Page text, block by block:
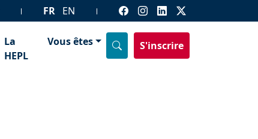
FR EN
La
HEPL
Vous êtes S'inscrire